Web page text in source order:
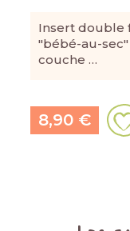
Insert double
"bébé-au-
couche …
8,90 €